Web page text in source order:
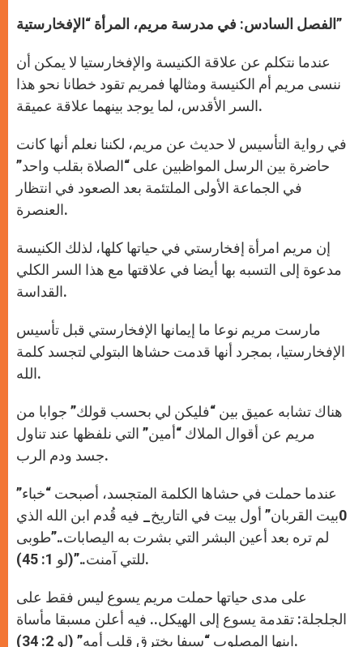
الفصل السادس: في مدرسة مريم، المرأة “الإفخارستية”
عندما نتكلم عن علاقة الكنيسة والإفخارستيا لا يمكن أن
ننسى مريم أم الكنيسة ومثالها فمريم تقود خطانا نحو هذا
السر الأقدس، لما يوجد بينهما علاقة عميقة.
في رواية التأسيس لا حديث عن مريم، لكننا نعلم أنها كانت
حاضرة بين الرسل المواظبين على “الصلاة بقلب واحد”
في الجماعة الأولى الملتئمة بعد الصعود في انتظار
العنصرة.
إن مريم امرأة إفخارستي في حياتها كلها، لذلك الكنيسة
مدعوة إلى التسبه بها أيضا في علاقتها مع هذا السر الكلي
القداسة.
مارست مريم نوعا ما إيمانها الإفخارستي قبل تأسيس
الإفخارستيا، بمجرد أنها قدمت حشاها البتولي لتجسد كلمة
الله.
هناك تشابه عميق بين “فليكن لي بحسب قولك” جوابا من
مريم عن أقوال الملاك “أمين” التي نلفظها عند تناول
جسد ودم الرب.
عندما حملت في حشاها الكلمة المتجسد، أصبحت “خباء”
0بيت القربان” أول بيت في التاريخ_ فيه قُدم ابن الله الذي
لم تره بعد أعين البشر التي بشرت به اليصابات..”طوبى
للتي آمنت..”(لو 1: 45).
على مدى حياتها حملت مريم يسوع ليس فقط على
الجلجلة: تقدمة يسوع إلى الهيكل.. فيه أعلن مسبقا مأساة
ابنها المصلوب “سيفا يخترق قلب أمه” (لو 2: 34).